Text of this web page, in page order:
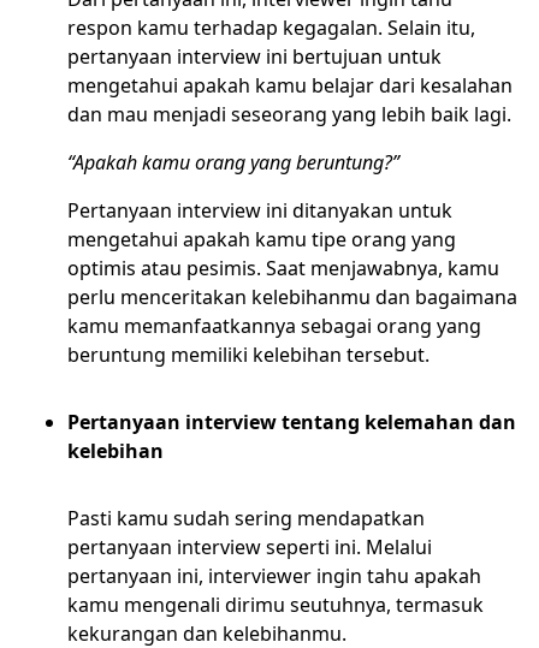
respon kamu terhadap kegagalan. Selain itu,
pertanyaan interview ini bertujuan untuk
mengetahui apakah kamu belajar dari kesalahan
dan mau menjadi seseorang yang lebih baik lagi.
“Apakah kamu orang yang beruntung?”
Pertanyaan interview ini ditanyakan untuk
mengetahui apakah kamu tipe orang yang
optimis atau pesimis. Saat menjawabnya, kamu
perlu menceritakan kelebihanmu dan bagaimana
kamu memanfaatkannya sebagai orang yang
beruntung memiliki kelebihan tersebut.
Pertanyaan interview tentang kelemahan dan
kelebihan
Pasti kamu sudah sering mendapatkan
pertanyaan interview seperti ini. Melalui
pertanyaan ini, interviewer ingin tahu apakah
kamu mengenali dirimu seutuhnya, termasuk
kekurangan dan kelebihanmu.